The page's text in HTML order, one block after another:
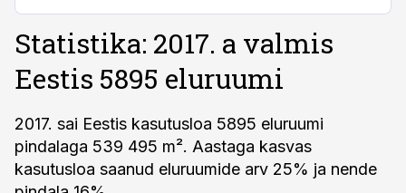
Statistika: 2017. a valmis
Eestis 5895 eluruumi
2017. sai Eestis kasutusloa 5895 eluruumi
pindalaga 539 495 m². Aastaga kasvas
kasutusloa saanud eluruumide arv 25% ja nende